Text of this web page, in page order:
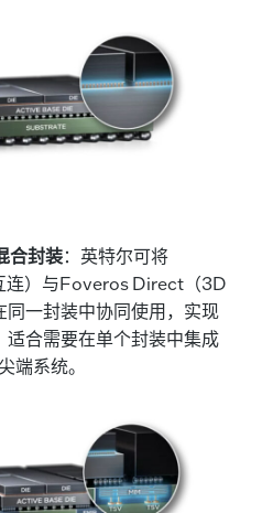
合封装：英特尔可将
连）与Foveros Direct（3D
同一封装中协同使用，实现
适合需要在单个封装中集成
端系统。